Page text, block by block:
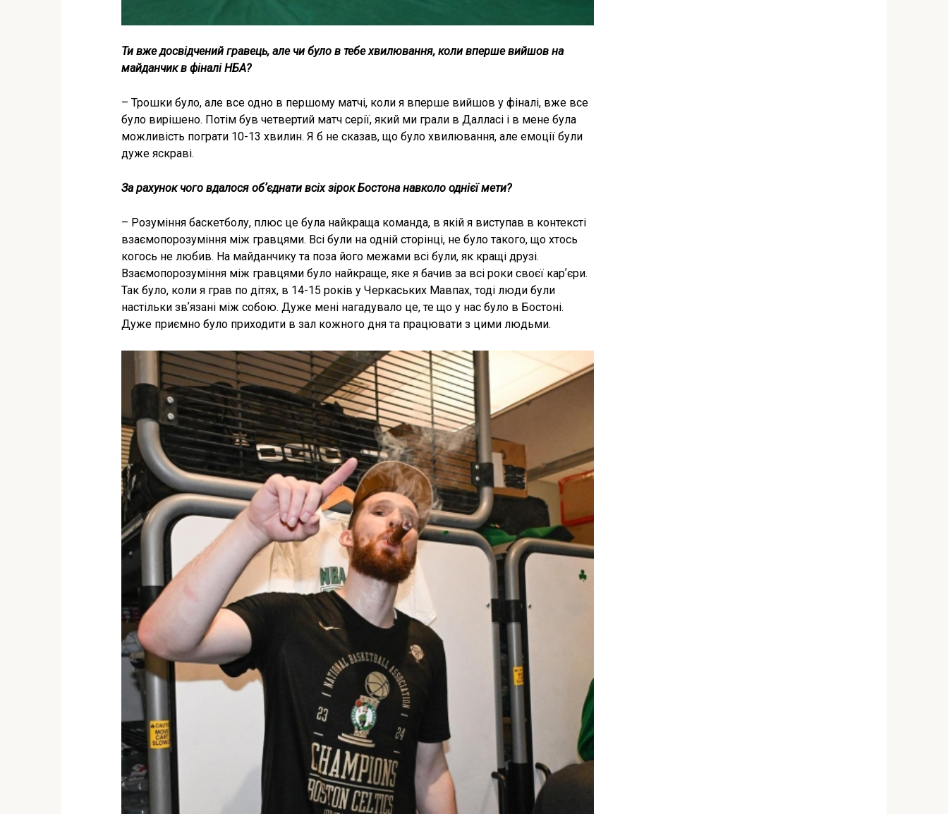
Ти вже досвідчений гравець, але чи було в тебе хвилювання, коли вперше вийшов на
майданчик в фіналі НБА?
– Трошки було, але все одно в першому матчі, коли я вперше вийшов у фіналі, вже все
було вирішено. Потім був четвертий матч серії, який ми грали в Далласі і в мене була
можливість пограти 10-13 хвилин. Я б не сказав, що було хвилювання, але емоції були
дуже яскраві.
За рахунок чого вдалося обʼєднати всіх зірок Бостона навколо однієї мети?
– Розуміння баскетболу, плюс це була найкраща команда, в якій я виступав в контексті
взаємопорозуміння між гравцями. Всі були на одній сторінці, не було такого, що хтось
когось не любив. На майданчику та поза його межами всі були, як кращі друзі.
Взаємопорозуміння між гравцями було найкраще, яке я бачив за всі роки своєї карʼєри.
Так було, коли я грав по дітях, в 14-15 років у Черкаських Мавпах, тоді люди були
настільки звʼязані між собою. Дуже мені нагадувало це, те що у нас було в Бостоні.
Дуже приємно було приходити в зал кожного дня та працювати з цими людьми.